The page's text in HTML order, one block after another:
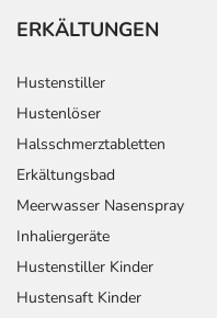
ERKÄLTUNGEN
Hustenstiller
Hustenlöser
Halsschmerztabletten
Erkältungsbad
Meerwasser Nasenspray
Inhaliergeräte
Hustenstiller Kinder
Hustensaft Kinder